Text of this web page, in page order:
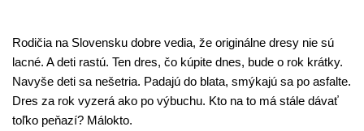
Rodičia na Slovensku dobre vedia, že originálne dresy nie sú
lacné. A deti rastú. Ten dres, čo kúpite dnes, bude o rok krátky.
Navyše deti sa nešetria. Padajú do blata, smýkajú sa po asfalte.
Dres za rok vyzerá ako po výbuchu. Kto na to má stále dávať
toľko peňazí? Málokto.